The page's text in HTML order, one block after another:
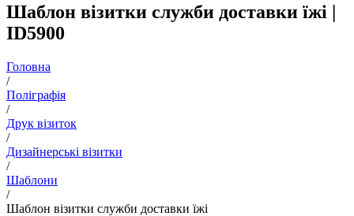
Шаблон візитки служби доставки їжі |
ID5900
Головна
/
Поліграфія
/
Друк візиток
/
Дизайнерські візитки
/
Шаблони
/
Шаблон візитки служби доставки їжі